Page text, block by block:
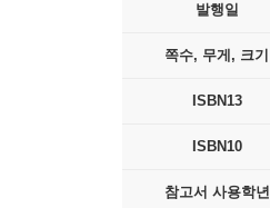
발행일
쪽수, 무게, 크기
ISBN13
ISBN10
참고서 사용학년